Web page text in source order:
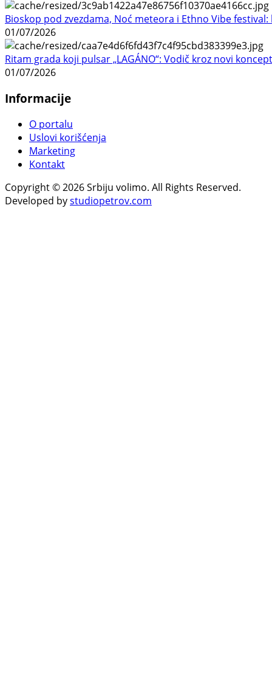
Bioskop pod zvezdama, Noć meteora i Ethno Vibe
01/07/2026
Ritam grada koji pulsar „LAGÁNO“: Vodič kroz novi
01/07/2026
Informacije
O portalu
Uslovi korišćenja
Marketing
Kontakt
Copyright © 2026 Srbiju volimo. All Rights Reserved.
Developed bystudiopetrov.com